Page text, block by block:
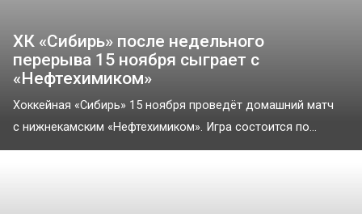
ХК «Сибирь» после недельного
перерыва 15 ноября сыграет с
«Нефтехимиком»
Хоккейная «Сибирь» 15 ноября проведёт домашний матч
с нижнекамским «Нефтехимиком». Игра состоится по...